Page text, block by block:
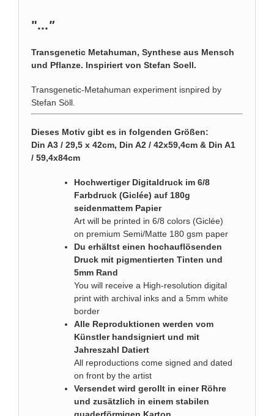
"..."
Transgenetic Metahuman, Synthese aus Mensch
und Pflanze. Inspiriert von Stefan Soell.
Transgenetic-Metahuman experiment isnpired by
Stefan Söll.
Dieses Motiv gibt es in folgenden Größen:
Din A3 / 29,5 x 42cm, Din A2 / 42x59,4cm & Din A1
/ 59,4x84cm
Hochwertiger Digitaldruck im 6/8
Farbdruck (Giclée) auf 180g
seidenmattem Papier
Art will be printed in 6/8 colors (Giclée)
on premium Semi/Matte 180 gsm paper
Du erhältst einen hochauflösenden
Druck mit pigmentierten Tinten und
5mm Rand
You will receive a High-resolution digital
print with archival inks and a 5mm white
border
Alle Reproduktionen werden vom
Künstler handsigniert und mit
Jahreszahl Datiert
All reproductions come signed and dated
on front by the artist
Versendet wird gerollt in einer Röhre
und zusätzlich in einem stabilen